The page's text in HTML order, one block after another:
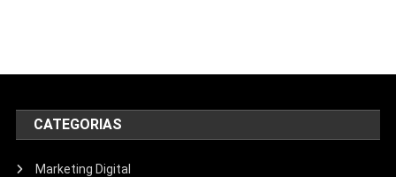
CATEGORIAS
Marketing Digital